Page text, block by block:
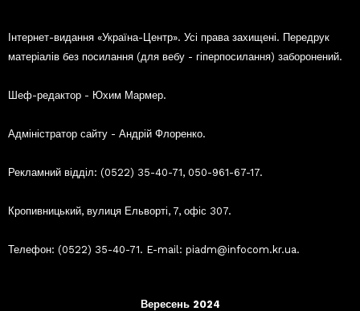
Інтернет-видання «Україна-Центр». Усі права захищені. Передрук
матеріалів без посилання (для вебу - гіперпосилання) заборонений.
Шеф-редактор - Юхим Мармер.
Адміністратор сайту - Андрій Флоренко.
Рекламний відділ: (0522) 35-40-71, 050-961-67-17.
Кропивницький, вулиця Ельворті, 7, офіс 307.
Телефон: (0522) 35-40-71. E-mail: piadm@infocom.kr.ua.
Вересень 2024